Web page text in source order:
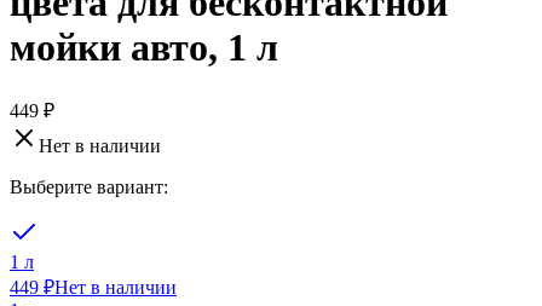
мойки авто, 1 л
449 ₽
Нет в наличии
Выберите вариант:
1 л
449 ₽Нет в наличии